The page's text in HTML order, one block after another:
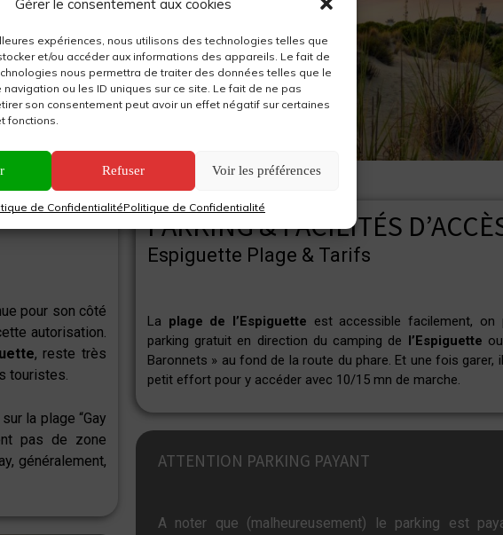
Gérer le consentement aux cookies
expériences, nous utilisons des technologies telles que
et/ou accéder aux informations des appareils. Le fait de
nous permettra de traiter des données telles que le
ou les ID uniques sur ce site. Le fait de ne pas
son consentement peut avoir un effet négatif sur certaines
fonctions.
Refuser Voir les préférences
de ConfidentialitéPolitique de Confidentialité
pour son côté
autorisation.
, reste très
touristes.
la plage “Gay
pas de zone
généralement,
PARKING & FACILITÉS
Espiguette Plage & Tarifs
La plage de l’Espiguette est accessible facilement, on
parking gratuit en direction du camping de l’Espiguette
Baronnets » au fond de la route du phare. Et une fois garer,
petit effort pour y accéder avec 10/15 mn de marche.
ATTENTION PARKING PAYANT
A noter que (malheureusement) le parking est